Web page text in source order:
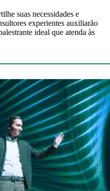
suas necessidades e
experientes auxiliarão
ideal que atenda às